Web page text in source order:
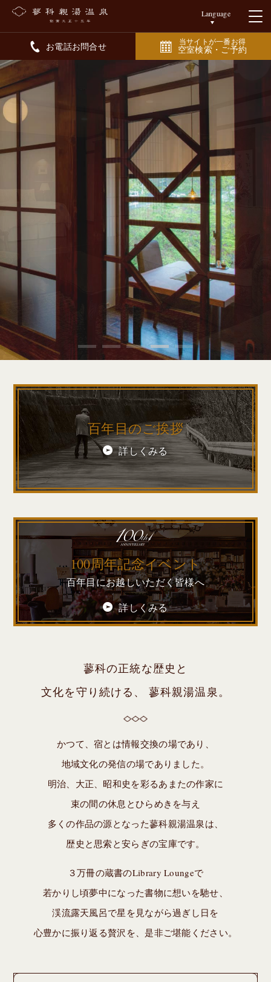
Language
お電話お問合せ 当サイトが一番お得
空室検索・ご予約
百年目のご挨拶
詳しくみる
100周年記念イベント
百年目にお越しいただく皆様へ
詳しくみる
蓼科の正統な歴史と
文化を守り続ける、蓼科親湯温泉。
かつて、宿とは情報交換の場であり、
地域文化の発信の場でありました。
明治、大正、昭和史を彩るあまたの作家に
束の間の休息とひらめきを与え
多くの作品の源となった蓼科親湯温泉は、
歴史と思索と安らぎの宝庫です。
３万冊の蔵書のLibrary Loungeで
若かりし頃夢中になった書物に想いを馳せ、
渓流露天風呂で星を見ながら過ぎし日を
心豊かに振り返る贅沢を、是非ご堪能ください。